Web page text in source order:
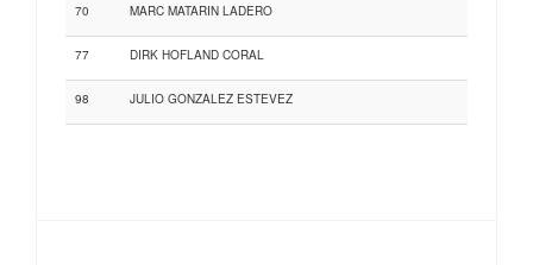
70 MARC MATARIN LADERO
77 DIRK HOFLAND CORAL
98 JULIO GONZALEZ ESTEVEZ